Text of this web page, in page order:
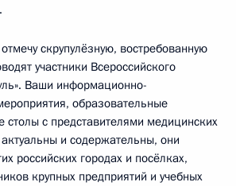
скрупулёзную, востребованную
участники Всероссийского
Ваши информационно-
образовательные
столы с представителями медицинских
и содержательны, они
российских городах и посёлках,
крупных предприятий и учебных